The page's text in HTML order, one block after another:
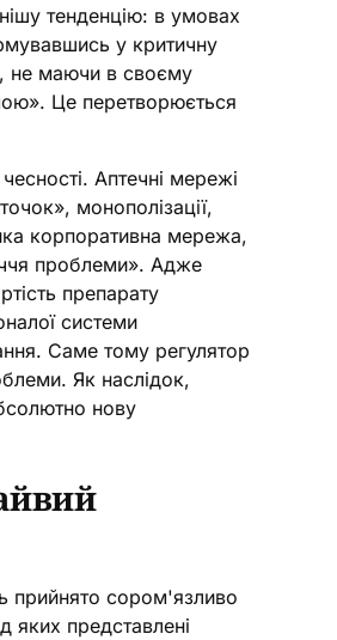
тенденцію: в умовах
у критичну
не маючи в своєму
Це перетворюється
Аптечні мережі
монополізації,
корпоративна мережа,
проблеми». Адже
препарату
системи
Саме тому регулятор
Як наслідок,
нову
прийнято сором'язливо
представлені